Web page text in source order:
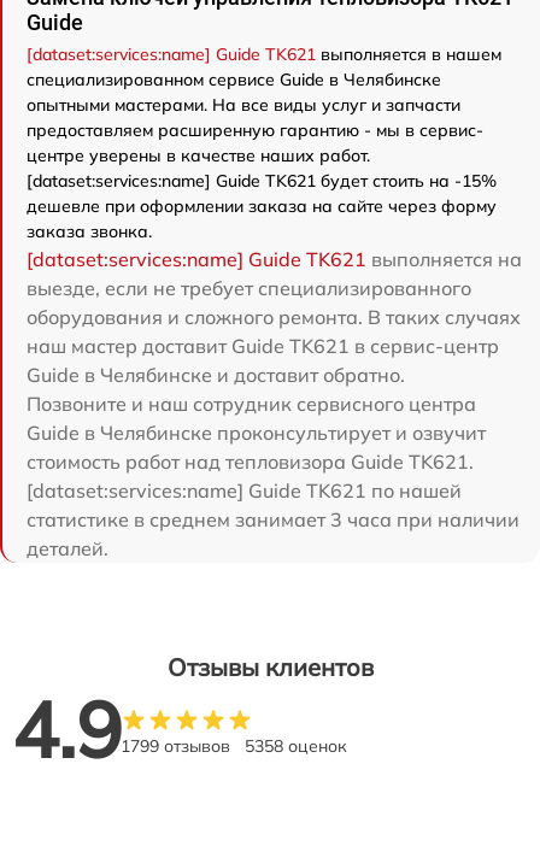
Guide
[dataset:services:name] Guide TK621 выполняется в нашем
специализированном сервисе Guide в Челябинске
опытными мастерами. На все виды услуг и запчасти
предоставляем расширенную гарантию - мы в сервис-
центре уверены в качестве наших работ.
[dataset:services:name] Guide TK621 будет стоить на -15%
дешевле при оформлении заказа на сайте через форму
заказа звонка.
[dataset:services:name] Guide TK621 выполняется на
выезде, если не требует специализированного
оборудования и сложного ремонта. В таких случаях
наш мастер доставит Guide TK621 в сервис-центр
Guide в Челябинске и доставит обратно.
Позвоните и наш сотрудник сервисного центра
Guide в Челябинске проконсультирует и озвучит
стоимость работ над тепловизора Guide TK621.
[dataset:services:name] Guide TK621 по нашей
статистике в среднем занимает 3 часа при наличии
деталей.
Отзывы клиентов
4.91799 отзывов 5358 оценок